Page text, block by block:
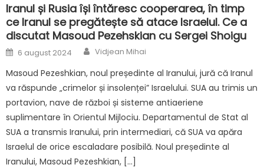
Iranul și Rusia își întăresc cooperarea, în timp
ce Iranul se pregătește să atace Israelul. Ce a
discutat Masoud Pezehskian cu Sergei Shoigu
Posted
on
6 august 2024 Author
Vidjean Mihai
Masoud Pezeshkian, noul președinte al Iranului, jură că Iranul
va răspunde „crimelor și insolenței” Israelului. SUA au trimis un
portavion, nave de război și sisteme antiaeriene
suplimentare în Orientul Mijlociu. Departamentul de Stat al
SUA a transmis Iranului, prin intermediari, că SUA va apăra
Israelul de orice escaladare posibilă. Noul președinte al
Iranului, Masoud Pezeshkian, […]